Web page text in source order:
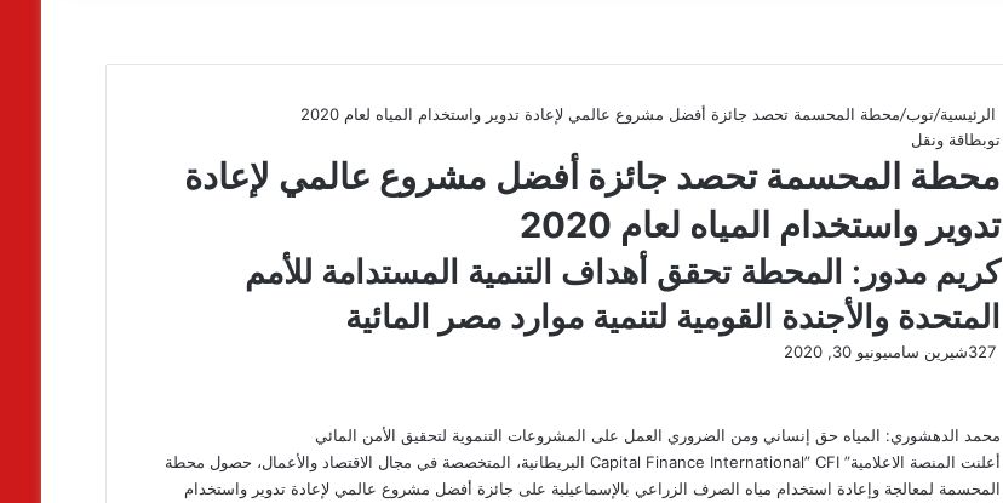
الرئيسية/توب/محطة المحسمة تحصد جائزة أفضل مشروع عالمي لإعادة تدوير واستخدام المياه لعام 2020
توبطاقة ونقل
محطة المحسمة تحصد جائزة أفضل مشروع عالمي لإعادة
تدوير واستخدام المياه لعام 2020
كريم مدور: المحطة تحقق أهداف التنمية المستدامة للأمم
المتحدة والأجندة القومية لتنمية موارد مصر المائية
شيرين سامىيونيو 30, 2020
محمد الدهشوري: المياه حق إنساني ومن الضروري العمل على المشروعات التنموية لتحقيق الأمن المائي
أعلنت المنصة الاعلامية” Capital Finance International” CFI البريطانية، المتخصصة في مجال الاقتصاد والأعمال، حصول محطة
المحسمة لمعالجة وإعادة استخدام مياه الصرف الزراعي بالإسماعيلية على جائزة أفضل مشروع عالمي لإعادة تدوير واستخدام